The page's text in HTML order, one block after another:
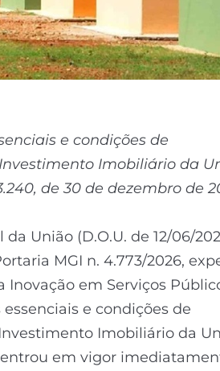
e condições de
Imobiliário da
de 30 de dezembro de
União (D.O.U. de 12/06/
MGI n. 4.773/2026,
em Serviços
e condições de
Imobiliário da
em vigor